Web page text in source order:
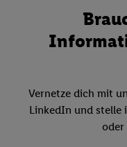
Vernetze dich mit
LinkedIn und stelle
oder